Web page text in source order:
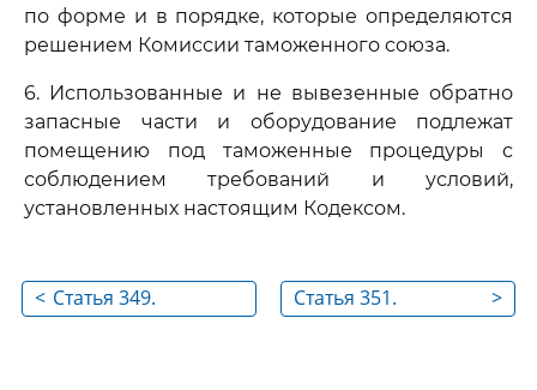
по форме и в порядке, которые определяются
решением Комиссии таможенного союза.
6. Использованные и не вывезенные обратно
запасные части и оборудование подлежат
помещению под таможенные процедуры с
соблюдением требований и условий,
установленных настоящим Кодексом.
< Статья 349.
>
Статья 351.